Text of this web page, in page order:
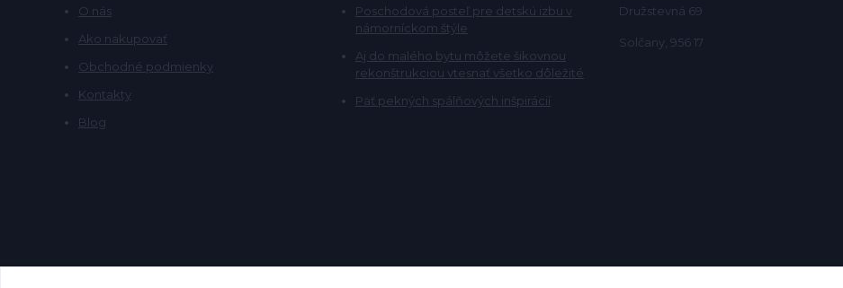
O nás
Ako nakupovať
Obchodné podmienky
Kontakty
Blog
Poschodová posteľ pre detskú izbu v
námorníckom štýle
Aj do malého bytu môžete šikovnou
rekonštrukciou vtesnať všetko dôležité
Päť pekných spálňových inšpirácií
Družstevná 69
Solčany, 956 17